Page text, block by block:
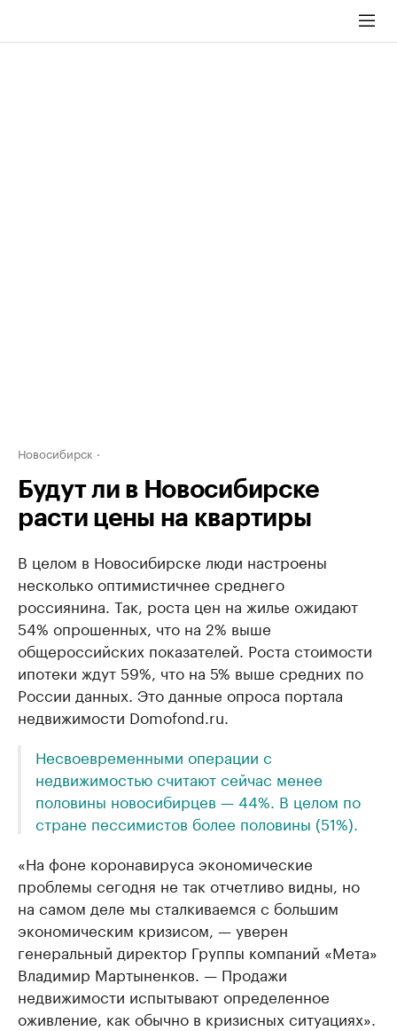
Новосибирск
Будут ли в Новосибирске
расти цены на квартиры
В целом в Новосибирске люди настроены
несколько оптимистичнее среднего
россиянина. Так, роста цен на жилье ожидают
54% опрошенных, что на 2% выше
общероссийских показателей. Роста стоимости
ипотеки ждут 59%, что на 5% выше средних по
России данных. Это данные опроса портала
недвижимости Domofond.ru.
Несвоевременными операции с
недвижимостью считают сейчас менее
половины новосибирцев — 44%. В целом по
стране пессимистов более половины (51%).
«На фоне коронавируса экономические
проблемы сегодня не так отчетливо видны, но
на самом деле мы сталкиваемся с большим
экономическим кризисом, — уверен
генеральный директор Группы компаний «Мета»
Владимир Мартыненков. — Продажи
недвижимости испытывают определенное
оживление, как обычно в кризисных ситуациях».